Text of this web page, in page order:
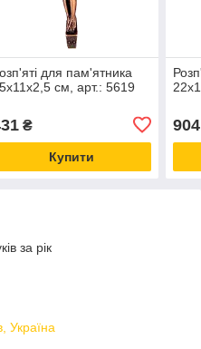
для пам'ятника
см, арт.: 5619
₴
Купити
904
за рік
Україна